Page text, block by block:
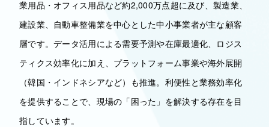
業用品・オフィス用品など約2,000万点超に及び、製造業、
建設業、自動車整備業を中心とした中小事業者が主な顧客
層です。データ活用による需要予測や在庫最適化、ロジス
ティクス効率化に加え、プラットフォーム事業や海外展開
（韓国・インドネシアなど）も推進。利便性と業務効率化
を提供することで、現場の「困った」を解決する存在を目
指しています。